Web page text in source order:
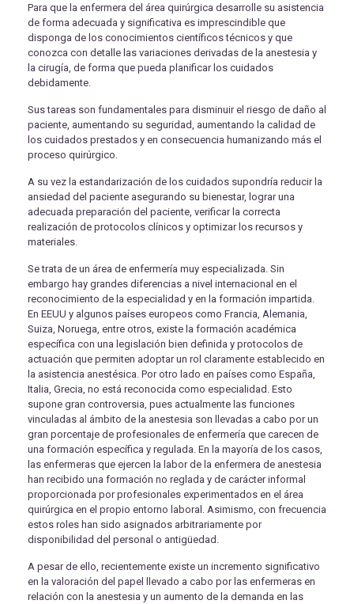
Para que la enfermera del área quirúrgica desarrolle su asistencia
de forma adecuada y significativa es imprescindible que
disponga de los conocimientos científicos técnicos y que
conozca con detalle las variaciones derivadas de la anestesia y
la cirugía, de forma que pueda planificar los cuidados
debidamente.
Sus tareas son fundamentales para disminuir el riesgo de daño al
paciente, aumentando su seguridad, aumentando la calidad de
los cuidados prestados y en consecuencia humanizando más el
proceso quirúrgico.
A su vez la estandarización de los cuidados supondría reducir la
ansiedad del paciente asegurando su bienestar, lograr una
adecuada preparación del paciente, verificar la correcta
realización de protocolos clínicos y optimizar los recursos y
materiales.
Se trata de un área de enfermería muy especializada. Sin
embargo hay grandes diferencias a nivel internacional en el
reconocimiento de la especialidad y en la formación impartida.
En EEUU y algunos países europeos como Francia, Alemania,
Suiza, Noruega, entre otros, existe la formación académica
específica con una legislación bien definida y protocolos de
actuación que permiten adoptar un rol claramente establecido en
la asistencia anestésica. Por otro lado en países como España,
Italia, Grecia, no está reconocida como especialidad. Esto
supone gran controversia, pues actualmente las funciones
vinculadas al ámbito de la anestesia son llevadas a cabo por un
gran porcentaje de profesionales de enfermería que carecen de
una formación específica y regulada. En la mayoría de los casos,
las enfermeras que ejercen la labor de la enfermera de anestesia
han recibido una formación no reglada y de carácter informal
proporcionada por profesionales experimentados en el área
quirúrgica en el propio entorno laboral. Asimismo, con frecuencia
estos roles han sido asignados arbitrariamente por
disponibilidad del personal o antigüedad.
A pesar de ello, recientemente existe un incremento significativo
en la valoración del papel llevado a cabo por las enfermeras en
relación con la anestesia y un aumento de la demanda en las